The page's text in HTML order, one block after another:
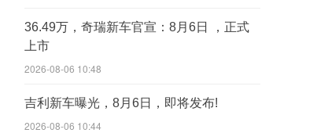
36.49万，奇瑞新车官宣：8月6日 ，正式
上市
2026-08-06 10:48
吉利新车曝光，8月6日，即将发布!
2026-08-06 10:44